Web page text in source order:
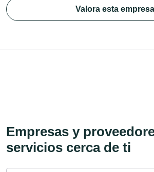
Valora esta empresa
Empresas y
servicios cerca de ti